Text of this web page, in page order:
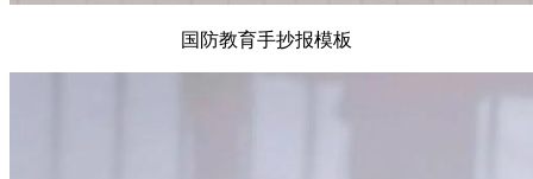
国防教育手抄报模板